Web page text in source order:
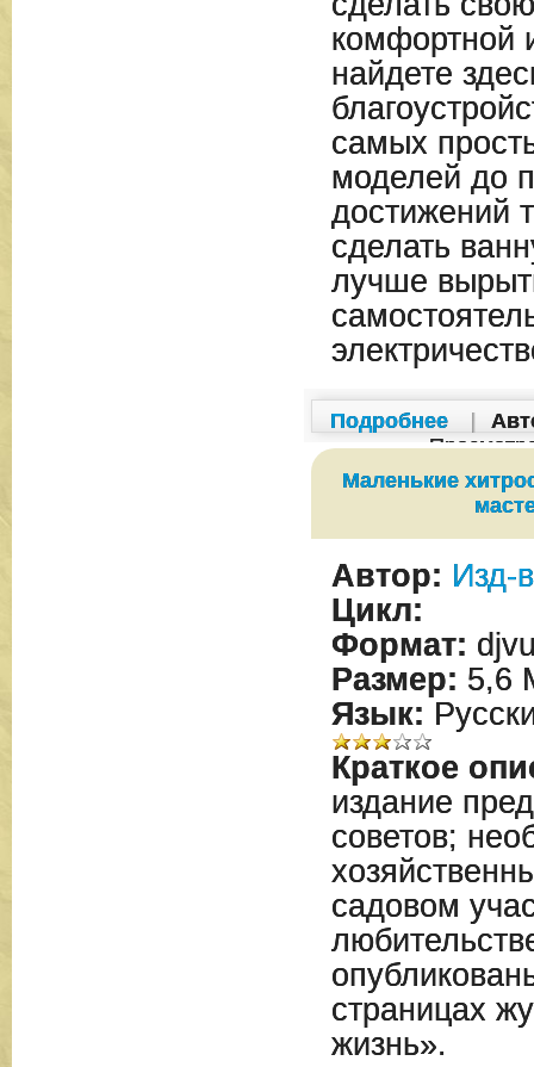
комфортной
найдете
самых
моделей до
достижений
сделать
лучше
Подробнее
Маленькие
Автор: Изд-
Цикл:
Формат:
Размер: 5,6
Язык:
Краткое
издание
советов;
садовом
страницах
жизнь».